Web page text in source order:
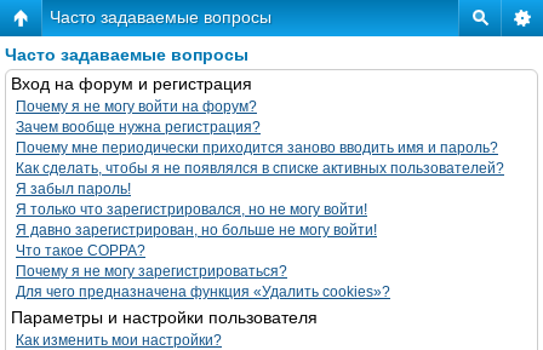
Часто задаваемые вопросы
Часто задаваемые вопросы
Вход на форум и регистрация
Почему я не могу войти на форум?
Зачем вообще нужна регистрация?
Почему мне периодически приходится заново вводить имя и пароль?
Как сделать, чтобы я не появлялся в списке активных пользователей?
Я забыл пароль!
Я только что зарегистрировался, но не могу войти!
Я давно зарегистрирован, но больше не могу войти!
Что такое COPPA?
Почему я не могу зарегистрироваться?
Для чего предназначена функция «Удалить cookies»?
Параметры и настройки пользователя
Как изменить мои настройки?